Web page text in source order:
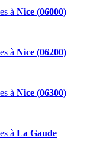
à Nice (06000)
à Nice (06200)
à Nice (06300)
à La Gaude